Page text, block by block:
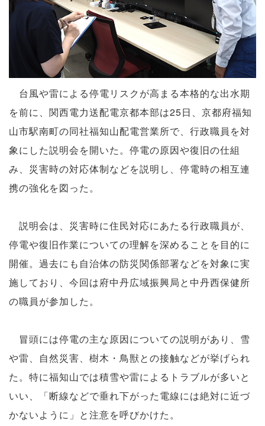
台風や雷による停電リスクが高まる本格的な出水期
を前に、関西電力送配電京都本部は25日、京都府福知
山市駅南町の同社福知山配電営業所で、行政職員を対
象にした説明会を開いた。停電の原因や復旧の仕組
み、災害時の対応体制などを説明し、停電時の相互連
携の強化を図った。
説明会は、災害時に住民対応にあたる行政職員が、
停電や復旧作業についての理解を深めることを目的に
開催。過去にも自治体の防災関係部署などを対象に実
施しており、今回は府中丹広域振興局と中丹西保健所
の職員が参加した。
冒頭には停電の主な原因についての説明があり、雪
や雷、自然災害、樹木・鳥獣との接触などが挙げられ
た。特に福知山では積雪や雷によるトラブルが多いと
いい、「断線などで垂れ下がった電線には絶対に近づ
かないように」と注意を呼びかけた。